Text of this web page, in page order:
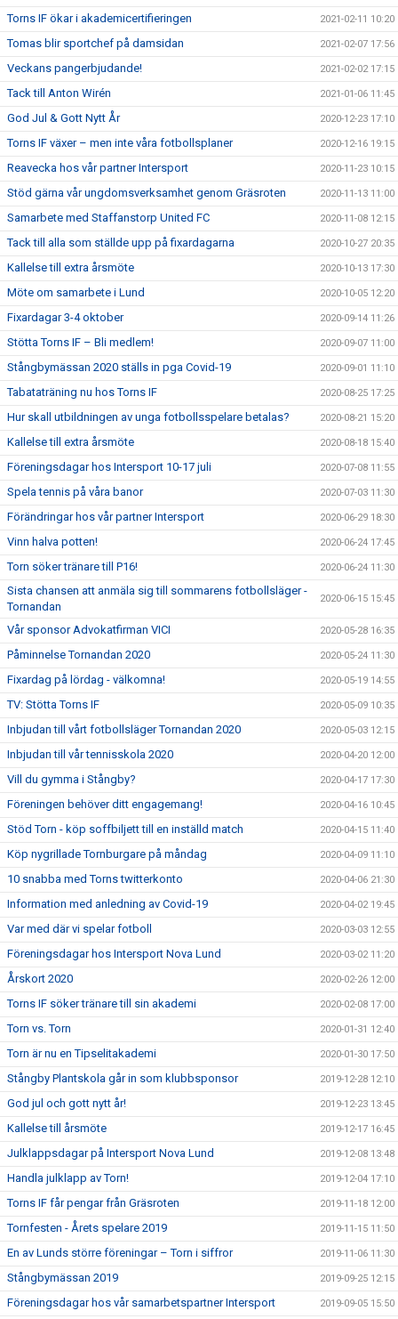
Torns IF ökar i akademicertifieringen 2021-02-11 10:20
Tomas blir sportchef på damsidan 2021-02-07 17:56
Veckans pangerbjudande! 2021-02-02 17:15
Tack till Anton Wirén 2021-01-06 11:45
God Jul & Gott Nytt År 2020-12-23 17:10
Torns IF växer – men inte våra fotbollsplaner 2020-12-16 19:15
Reavecka hos vår partner Intersport 2020-11-23 10:15
Stöd gärna vår ungdomsverksamhet genom Gräsroten 2020-11-13 11:00
Samarbete med Staffanstorp United FC 2020-11-08 12:15
Tack till alla som ställde upp på fixardagarna 2020-10-27 20:35
Kallelse till extra årsmöte 2020-10-13 17:30
Möte om samarbete i Lund 2020-10-05 12:20
Fixardagar 3-4 oktober 2020-09-14 11:26
Stötta Torns IF – Bli medlem! 2020-09-07 11:00
Stångbymässan 2020 ställs in pga Covid-19 2020-09-01 11:10
Tabataträning nu hos Torns IF 2020-08-25 17:25
Hur skall utbildningen av unga fotbollsspelare betalas? 2020-08-21 15:20
Kallelse till extra årsmöte 2020-08-18 15:40
Föreningsdagar hos Intersport 10-17 juli 2020-07-08 11:55
Spela tennis på våra banor 2020-07-03 11:30
Förändringar hos vår partner Intersport 2020-06-29 18:30
Vinn halva potten! 2020-06-24 17:45
Torn söker tränare till P16! 2020-06-24 11:30
Sista chansen att anmäla sig till sommarens fotbollsläger -
Tornandan
2020-06-15 15:45
Vår sponsor Advokatfirman VICI 2020-05-28 16:35
Påminnelse Tornandan 2020 2020-05-24 11:30
Fixardag på lördag - välkomna! 2020-05-19 14:55
TV: Stötta Torns IF 2020-05-09 10:35
Inbjudan till vårt fotbollsläger Tornandan 2020 2020-05-03 12:15
Inbjudan till vår tennisskola 2020 2020-04-20 12:00
Vill du gymma i Stångby? 2020-04-17 17:30
Föreningen behöver ditt engagemang! 2020-04-16 10:45
Stöd Torn - köp soffbiljett till en inställd match 2020-04-15 11:40
Köp nygrillade Tornburgare på måndag 2020-04-09 11:10
10 snabba med Torns twitterkonto 2020-04-06 21:30
Information med anledning av Covid-19 2020-04-02 19:45
Var med där vi spelar fotboll 2020-03-03 12:55
Föreningsdagar hos Intersport Nova Lund 2020-03-02 11:20
Årskort 2020 2020-02-26 12:00
Torns IF söker tränare till sin akademi 2020-02-08 17:00
Torn vs. Torn 2020-01-31 12:40
Torn är nu en Tipselitakademi 2020-01-30 17:50
Stångby Plantskola går in som klubbsponsor 2019-12-28 12:10
God jul och gott nytt år! 2019-12-23 13:45
Kallelse till årsmöte 2019-12-17 16:45
Julklappsdagar på Intersport Nova Lund 2019-12-08 13:48
Handla julklapp av Torn! 2019-12-04 17:10
Torns IF får pengar från Gräsroten 2019-11-18 12:00
Tornfesten - Årets spelare 2019 2019-11-15 11:50
En av Lunds större föreningar – Torn i siffror 2019-11-06 11:30
Stångbymässan 2019 2019-09-25 12:15
Föreningsdagar hos vår samarbetspartner Intersport 2019-09-05 15:50